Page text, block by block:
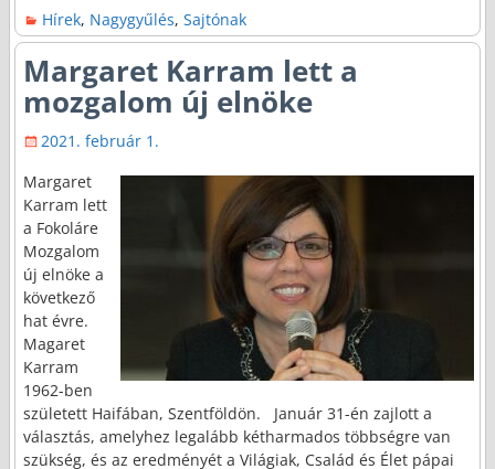
Hírek, Nagygyűlés,Sajtónak
Margaret Karram lett a
mozgalom új elnöke
2021. február 1.
Margaret
Karram lett
a Fokoláre
Mozgalom
új elnöke a
következő
hat évre.
Magaret
Karram
1962-ben
született Haifában, Szentföldön. Január 31-én zajlott a
választás, amelyhez legalább kétharmados többségre van
szükség, és az eredményét a Világiak, Család és Élet pápai